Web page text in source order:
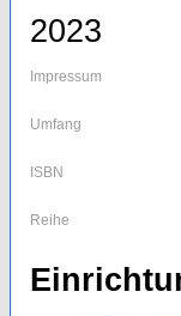
2023
Impressum
Umfang
ISBN
Reihe